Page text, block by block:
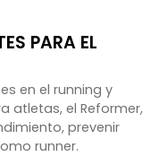
PARA EL
en el running y
atletas, el Reformer,
prevenir
runner.